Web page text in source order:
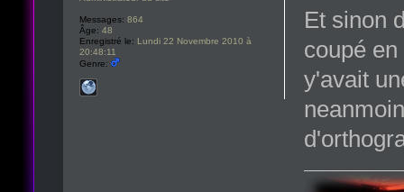
Et sinon
coupé
y'avait
Messages: 864
Âge: 48
Enregistré le: Lundi 22 Novembre 2010 à
20:48:11
Genre: